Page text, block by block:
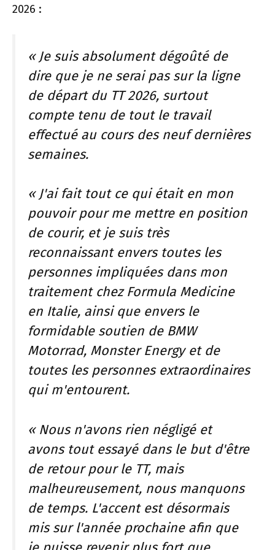
2026 :
« Je suis absolument dégoûté de
dire que je ne serai pas sur la ligne
de départ du TT 2026, surtout
compte tenu de tout le travail
effectué au cours des neuf dernières
semaines.
« J'ai fait tout ce qui était en mon
pouvoir pour me mettre en position
de courir, et je suis très
reconnaissant envers toutes les
personnes impliquées dans mon
traitement chez Formula Medicine
en Italie, ainsi que envers le
formidable soutien de BMW
Motorrad, Monster Energy et de
toutes les personnes extraordinaires
qui m'entourent.
« Nous n'avons rien négligé et
avons tout essayé dans le but d'être
de retour pour le TT, mais
malheureusement, nous manquons
de temps. L'accent est désormais
mis sur l'année prochaine afin que